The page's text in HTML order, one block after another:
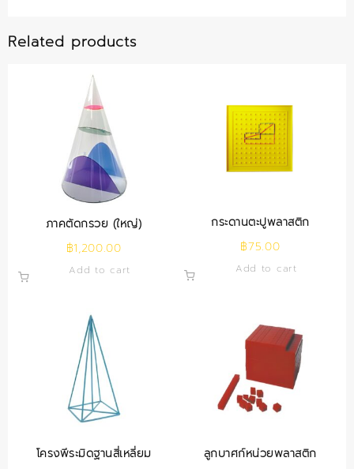
Related products
ภาคตัดกรวย (ใหญ่)
฿1,200.00
Add to cart
กระดานตะปูพลาสติก
฿75.00
Add to cart
โครงพีระมิดฐานสี่เหลี่ยม ลูกบาศก์หน่วยพลาสติก